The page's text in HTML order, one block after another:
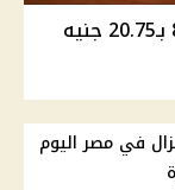
أسعار الوقود في مصر اليوم .. بنزين 80 بـ20.75 جنيه
في مصر اليوم